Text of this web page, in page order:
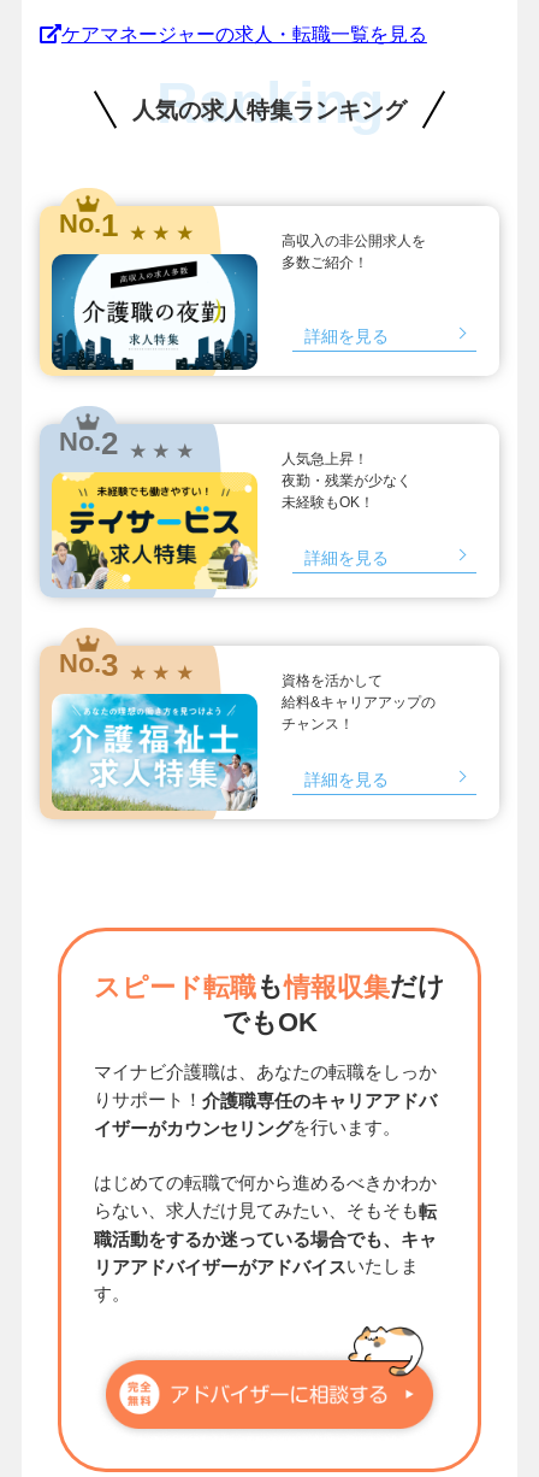
ケアマネージャーの求人・転職一覧を見る
人気の求人特集ランキング
Ranking
No.1 ★ ★ ★
高収入の非公開求人を
多数ご紹介！
詳細を見る
No.2 ★ ★ ★
人気急上昇！
夜勤・残業が少なく
未経験もOK！
詳細を見る
No.3 ★ ★ ★
資格を活かして
給料&キャリアアップの
チャンス！
詳細を見る
スピード転職も情報収集だけ
でもOK
マイナビ介護職は、あなたの転職をしっか
りサポート！ 介護職専任のキャリアアドバ
イザーがカウンセリングを行います。
はじめての転職で何から進めるべきかわか
らない、求人だけ見てみたい、そもそも転
職活動をするか迷っている場合でも、キャ
リアアドバイザーがアドバイスいたしま
す。